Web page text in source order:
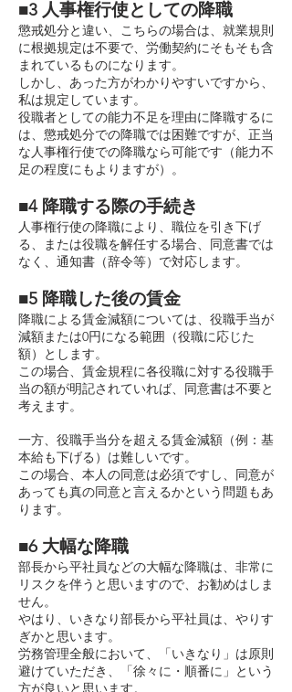
■3 人事権行使としての降職
懲戒処分と違い、こちらの場合は、就業規則
に根拠規定は不要で、労働契約にそもそも含
まれているものになります。
しかし、あった方がわかりやすいですから、
私は規定しています。
役職者としての能力不足を理由に降職するに
は、懲戒処分での降職では困難ですが、正当
な人事権行使での降職なら可能です（能力不
足の程度にもよりますが）。
■4 降職する際の手続き
人事権行使の降職により、職位を引き下げ
る、または役職を解任する場合、同意書では
なく、通知書（辞令等）で対応します。
■5 降職した後の賃金
降職による賃金減額については、役職手当が
減額または0円になる範囲（役職に応じた
額）とします。
この場合、賃金規程に各役職に対する役職手
当の額が明記されていれば、同意書は不要と
考えます。
一方、役職手当分を超える賃金減額（例：基
本給も下げる）は難しいです。
この場合、本人の同意は必須ですし、同意が
あっても真の同意と言えるかという問題もあ
ります。
■6 大幅な降職
部長から平社員などの大幅な降職は、非常に
リスクを伴うと思いますので、お勧めはしま
せん。
やはり、いきなり部長から平社員は、やりす
ぎかと思います。
労務管理全般において、「いきなり」は原則
避けていただき、「徐々に・順番に」という
方が良いと思います。